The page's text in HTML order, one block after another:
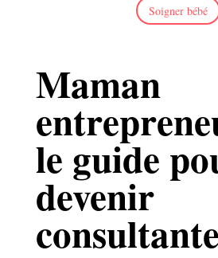
Soigner bébé
Maman
le guide
devenir
consultante